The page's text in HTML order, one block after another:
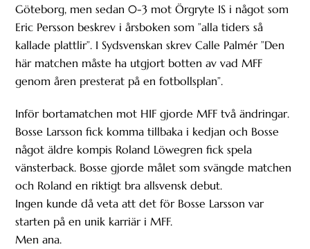
Göteborg, men sedan 0-3 mot Örgryte IS i något som
Eric Persson beskrev i årsboken som ”alla tiders så
kallade plattlir”. I Sydsvenskan skrev Calle Palmér ”Den
här matchen måste ha utgjort botten av vad MFF
genom åren presterat på en fotbollsplan”.
Inför bortamatchen mot HIF gjorde MFF två ändringar.
Bosse Larsson fick komma tillbaka i kedjan och Bosse
något äldre kompis Roland Löwegren fick spela
vänsterback. Bosse gjorde målet som svängde matchen
och Roland en riktigt bra allsvensk debut.
Ingen kunde då veta att det för Bosse Larsson var
starten på en unik karriär i MFF.
Men ana.